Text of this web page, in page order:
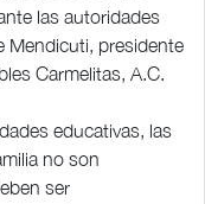
las autoridades
Mendicuti, presidente
Carmelitas, A.C.
educativas, las
no son
ser